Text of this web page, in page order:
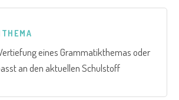
eines Grammatikthemas oder
an den aktuellen Schulstoff